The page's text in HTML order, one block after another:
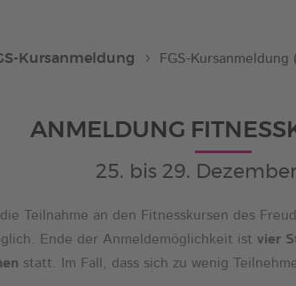
Kursanmeldung FGS-
ANMELDUNG
25. bis 29.
Teilnahme an den Fitnesskursen des
Ende der Anmeldemöglichkeit istvier
statt. Im Fall, dass sich zu wenig